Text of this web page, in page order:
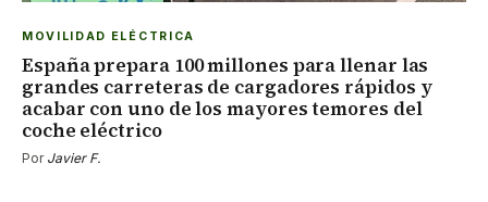
MOVILIDAD ELÉCTRICA
España prepara 100 millones para llenar las
grandes carreteras de cargadores rápidos y
acabar con uno de los mayores temores del
coche eléctrico
Por Javier F.